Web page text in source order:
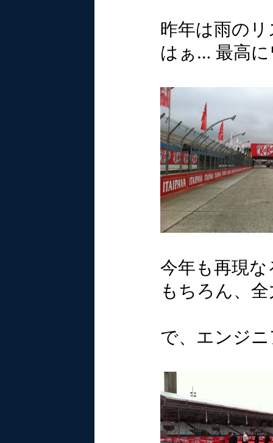
昨年は雨の
はぁ… 最高
今年も再現
もちろん、
で、エンジ